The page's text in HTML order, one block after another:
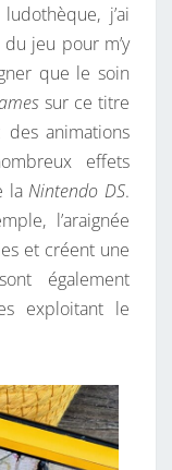
j’ai
jeu pour m’y
que le soin
sur ce titre
des animations
effets
laNintendo DS.
l’araignée
et créent une
également
exploitant le